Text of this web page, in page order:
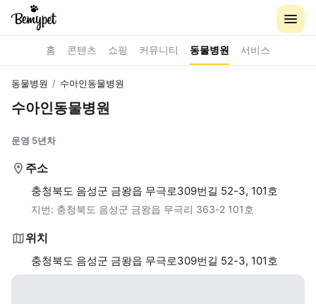
홈 콘텐츠 쇼핑 커뮤니티 동물병원 서비스
동물병원 / 수아인동물병원
수아인동물병원
운영 5년차
주소
충청북도 음성군 금왕읍 무극로309번길 52-3, 101호
지번: 충청북도 음성군 금왕읍 무극리 363-2 101호
위치
충청북도 음성군 금왕읍 무극로309번길 52-3, 101호